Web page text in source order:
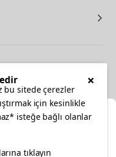
×
bu sitede çerezler
için kesinlikle
isteğe bağlı olanlar
tıklayın